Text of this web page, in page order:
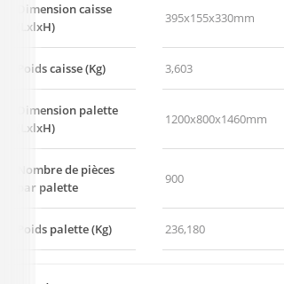
Dimension caisse
(LxlxH)
395x155x330mm
Poids caisse (Kg) 3,603
Dimension palette
(LxlxH)
1200x800x1460mm
Nombre de pièces
par palette
900
Poids palette (Kg) 236,180